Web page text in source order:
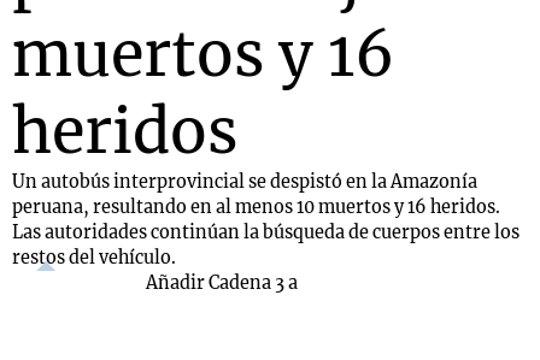
muertos y 16
heridos
Un autobús interprovincial se despistó en la Amazonía
peruana, resultando en al menos 10 muertos y 16 heridos.
Las autoridades continúan la búsqueda de cuerpos entre los
restos del vehículo.
Añadir Cadena 3 a